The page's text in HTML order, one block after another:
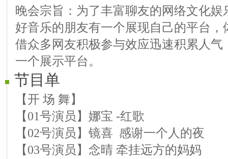
晚会宗旨：为了丰富聊友的网络文化
好音乐的朋友有一个展现自己的平台
借众多网友积极参与效应迅速积累人
一个展示平台。
节目单
【开 场 舞】
【01号演员】娜宝 -红歌
【02号演员】镜喜 感谢一个人的夜
【03号演员】念晴 牵挂远方的妈妈